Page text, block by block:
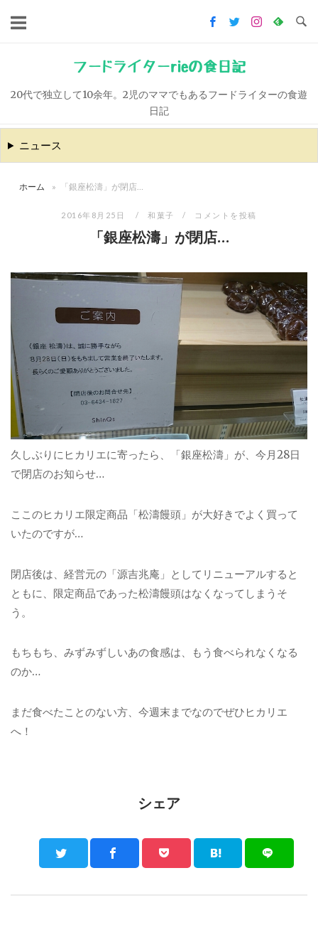
キ
ッ
フードライターrieの食日記
20代で独立して10余年。2児のママでもあるフードライターの食遊
日記
ニュース
ホーム » 「銀座松濤」が閉店…
2016年8月25日 和菓子 コメントを投稿
「銀座松濤」が閉店…
久しぶりにヒカリエに寄ったら、「銀座松濤」が、今月28日
で閉店のお知らせ…
ここのヒカリエ限定商品「松濤饅頭」が大好きでよく買って
いたのですが…
閉店後は、経営元の「源吉兆庵」としてリニューアルすると
ともに、限定商品であった松濤饅頭はなくなってしまうそ
う。
もちもち、みずみずしいあの食感は、もう食べられなくなる
のか…
まだ食べたことのない方、今週末までなのでぜひヒカリエ
へ！
シェア